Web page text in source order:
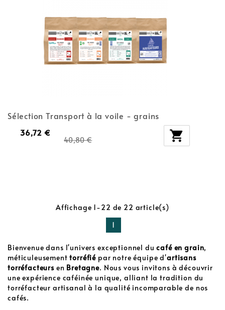
Sélection Transport à la voile - grains
36,72 €
40,80 € 
Affichage 1-22 de 22 article(s)
1
Bienvenue dans l'univers exceptionnel ducafé en grain,
méticuleusement torréfié par notre équipe d'artisans
torréfacteursen Bretagne. Nous vous invitons à découvrir
une expérience caféinée unique, alliant la tradition du
torréfacteur artisanal à la qualité incomparable de nos
cafés.